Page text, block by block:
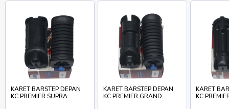
KARET BARSTEP DEPAN
KC PREMIER SUPRA
KARET BARSTEP DEPAN
KC PREMIER GRAND
KARET
KC